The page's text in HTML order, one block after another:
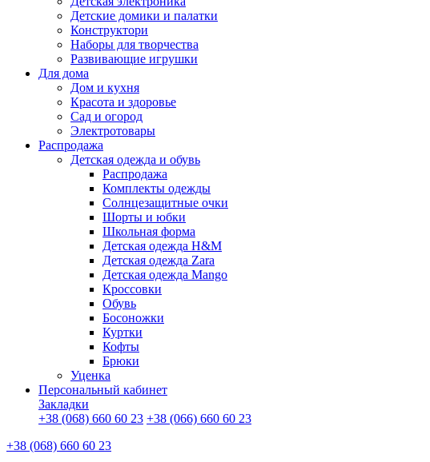
Детские домики и палатки
Конструктори
Наборы для творчества
Развивающие игрушки
Для дома
Дом и кухня
Красота и здоровье
Сад и огород
Электротовары
Распродажа
Детская одежда и обувь
Распродажа
Комплекты одежды
Солнцезащитные очки
Шорты и юбки
Школьная форма
Детская одежда H&M
Детская одежда Zara
Детская одежда Mango
Кроссовки
Обувь
Босоножки
Куртки
Кофты
Брюки
Уценка
Персональный кабинет
Закладки
+38 (068) 660 60 23 +38 (066) 660 60 23
+38 (068) 660 60 23